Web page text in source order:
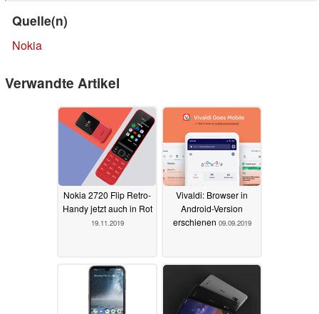
Quelle(n)
Nokia
Verwandte Artikel
Nokia 2720 Flip Retro-
Handy jetzt auch in Rot
19.11.2019
Vivaldi: Browser in
Android-Version
erschienen 09.09.2019